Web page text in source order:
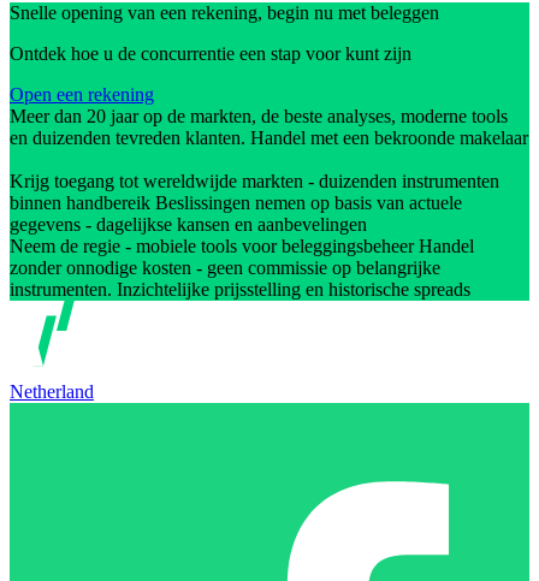
Snelle opening van een rekening, begin nu met beleggen
Ontdek hoe u de concurrentie een stap voor kunt zijn
Open een rekening
Meer dan 20 jaar op de markten, de beste analyses, moderne tools
en duizenden tevreden klanten. Handel met een bekroonde makelaar
Krijg toegang tot wereldwijde markten - duizenden instrumenten
binnen handbereik Beslissingen nemen op basis van actuele
gegevens - dagelijkse kansen en aanbevelingen
Neem de regie - mobiele tools voor beleggingsbeheer Handel
zonder onnodige kosten - geen commissie op belangrijke
instrumenten. Inzichtelijke prijsstelling en historische spreads
Netherland